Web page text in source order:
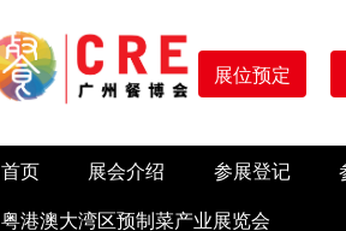
展位预定
首页 展会介绍 参展登记
粤港澳大湾区预制菜产业展览会